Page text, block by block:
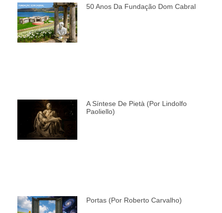
50 Anos Da Fundação Dom Cabral
A Síntese De Pietà (por Lindolfo
Paoliello)
Portas (por Roberto Carvalho)